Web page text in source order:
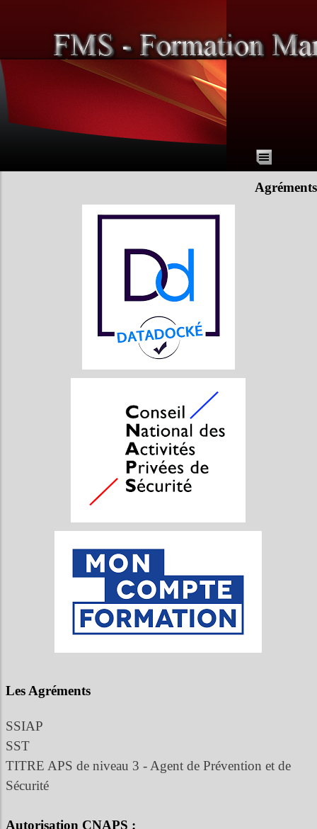
Agréments
Les Agréments
SSIAP
SST
TITRE APS de niveau 3 - Agent de Prévention et de
Sécurité
Autorisation CNAPS :